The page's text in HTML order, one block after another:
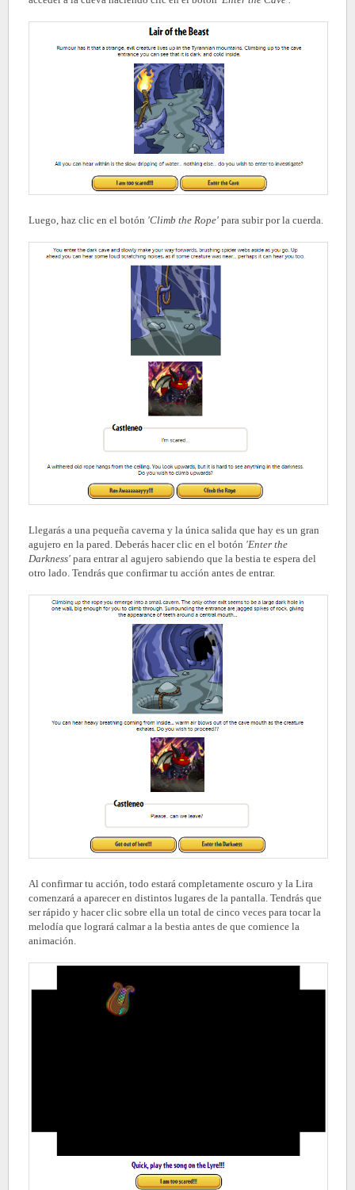
Luego, haz clic en el botón 'Climb the Rope' para subir por la cuerda.
Llegarás a una pequeña caverna y la única salida que hay es un gran
agujero en la pared. Deberás hacer clic en el botón 'Enter the
Darkness' para entrar al agujero sabiendo que la bestia te espera del
otro lado. Tendrás que confirmar tu acción antes de entrar.
Al confirmar tu acción, todo estará completamente oscuro y la Lira
comenzará a aparecer en distintos lugares de la pantalla. Tendrás que
ser rápido y hacer clic sobre ella un total de cinco veces para tocar la
melodía que logrará calmar a la bestia antes de que comience la
animación.